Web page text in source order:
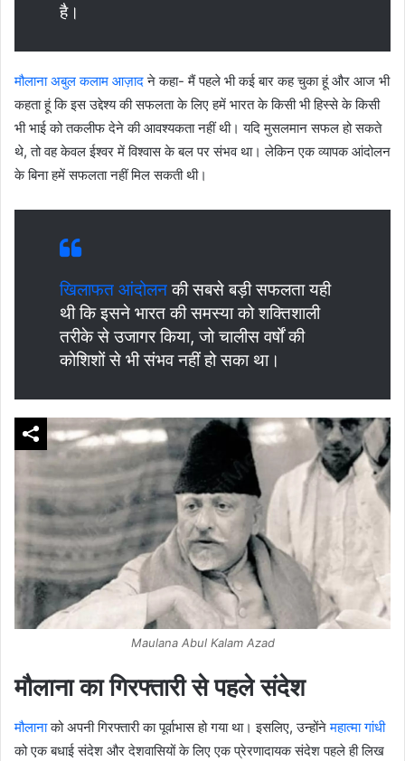
है।
मौलाना अबुल कलाम आज़ादने कहा- मैं पहले भी कई बार कह चुका हूं और आज भी
कहता हूं कि इस उद्देश्य की सफलता के लिए हमें भारत के किसी भी हिस्से के किसी
भी भाई को तकलीफ देने की आवश्यकता नहीं थी। यदि मुसलमान सफल हो सकते
थे, तो वह केवल ईश्वर में विश्वास के बल पर संभव था। लेकिन एक व्यापक आंदोलन
के बिना हमें सफलता नहीं मिल सकती थी।
खिलाफत आंदोलनकी सबसे बड़ी सफलता यही
थी कि इसने भारत की समस्या को शक्तिशाली
तरीके से उजागर किया, जो चालीस वर्षों की
कोशिशों से भी संभव नहीं हो सका था।
Maulana Abul Kalam Azad
मौलाना का गिरफ्तारी से पहले संदेश
मौलानाको अपनी गिरफ्तारी का पूर्वाभास हो गया था। इसलिए, उन्होंनेमहात्मा गांधी
को एक बधाई संदेश और देशवासियों के लिए एक प्रेरणादायक संदेश पहले ही लिख